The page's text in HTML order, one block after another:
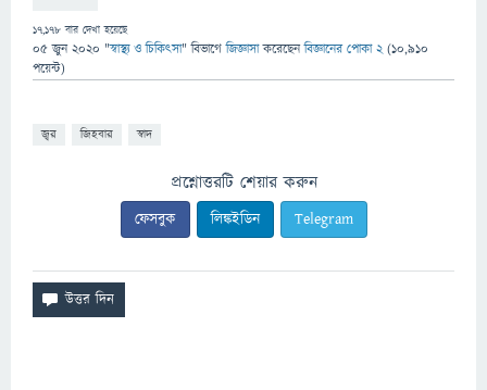
17,178 বার দেখা হয়েছে
05 জুন 2020 "স্বাস্থ্য ও চিকিৎসা" বিভাগে জিজ্ঞাসাকরেছেনবিজ্ঞানের পোকা 2 (10,910
পয়েন্ট)
জ্বর জিহবার স্বাদ
প্রশ্নোত্তরটি শেয়ার করুন
ফেসবুক লিঙ্কইডিন Telegram